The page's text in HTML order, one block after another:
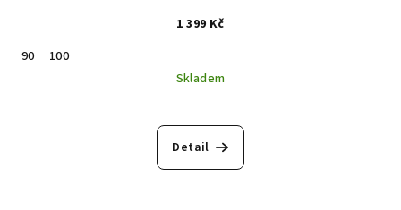
1 399 Kč
90
100
Skladem
Detail